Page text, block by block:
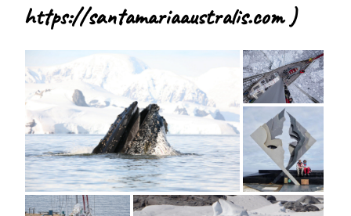
https://santamariaaustralis.com )